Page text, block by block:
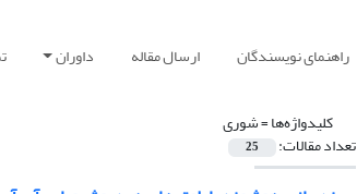
راهنمای نویسندگان ارسال مقاله داوران
کلیدواژه‌ها =شوری
تعداد مقالات: 25